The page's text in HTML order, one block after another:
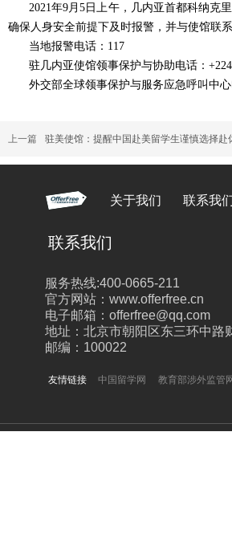
2021年9月5日上午，几内亚首都科纳克
确保人身安全前提下及时报警，并与使馆联系
当地报警电话：117
驻几内亚使馆领事保护与协助电话：
外交部全球领事保护与服务应急呼叫中心
上一篇 驻美使馆：提醒中国赴美留学生谨慎选择赴
关于我们 联系我
中国留学网 教育部涉外监管
服务热线:400-0665-211
官方网站：www.offerfree.cn
电子邮箱：offerfree@qq.com
地址：北京市朝阳区东三环中路
邮编：100022
联系我们
友情链接